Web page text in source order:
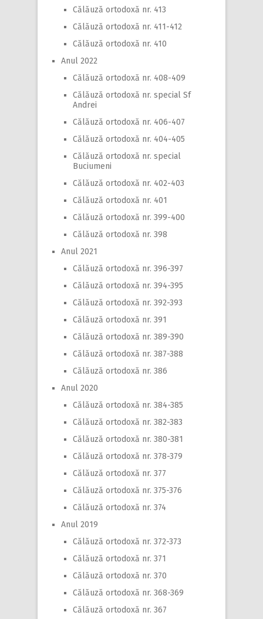
Călăuză ortodoxă nr. 413
Călăuză ortodoxă nr. 411-412
Călăuză ortodoxă nr. 410
Anul 2022
Călăuză ortodoxă nr. 408-409
Călăuză ortodoxă nr. special Sf
Andrei
Călăuză ortodoxă nr. 406-407
Călăuză ortodoxă nr. 404-405
Călăuză ortodoxă nr. special
Buciumeni
Călăuză ortodoxă nr. 402-403
Călăuză ortodoxă nr. 401
Călăuză ortodoxă nr. 399-400
Călăuză ortodoxă nr. 398
Anul 2021
Călăuză ortodoxă nr. 396-397
Călăuză ortodoxă nr. 394-395
Călăuză ortodoxă nr. 392-393
Călăuză ortodoxă nr. 391
Călăuză ortodoxă nr. 389-390
Călăuză ortodoxă nr. 387-388
Călăuză ortodoxă nr. 386
Anul 2020
Călăuză ortodoxă nr. 384-385
Călăuză ortodoxă nr. 382-383
Călăuză ortodoxă nr. 380-381
Călăuză ortodoxă nr. 378-379
Călăuză ortodoxă nr. 377
Călăuză ortodoxă nr. 375-376
Călăuză ortodoxă nr. 374
Anul 2019
Călăuză ortodoxă nr. 372-373
Călăuză ortodoxă nr. 371
Călăuză ortodoxă nr. 370
Călăuză ortodoxă nr. 368-369
Călăuză ortodoxă nr. 367